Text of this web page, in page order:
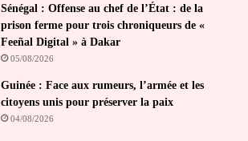
Sénégal : Offense au chef de l’État : de la
prison ferme pour trois chroniqueurs de «
Feeñal Digital » à Dakar
05/08/2026
Guinée : Face aux rumeurs, l’armée et les
citoyens unis pour préserver la paix
04/08/2026